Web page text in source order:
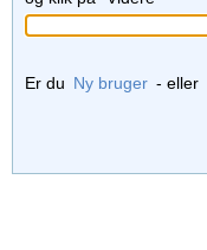
Er du Ny bruger - eller